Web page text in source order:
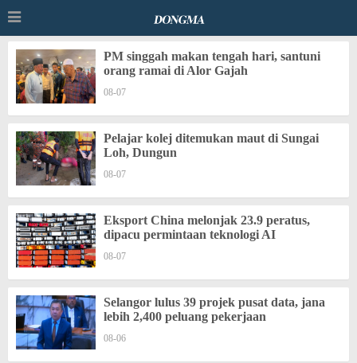
PM singgah makan tengah hari, santuni
orang ramai di Alor Gajah
08-07
Pelajar kolej ditemukan maut di Sungai
Loh, Dungun
08-07
Eksport China melonjak 23.9 peratus,
dipacu permintaan teknologi AI
08-07
Selangor lulus 39 projek pusat data, jana
lebih 2,400 peluang pekerjaan
08-06